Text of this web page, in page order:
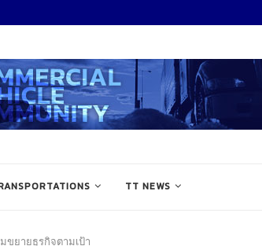
TT NEWS
ขยายธุรกิจตามเป้า